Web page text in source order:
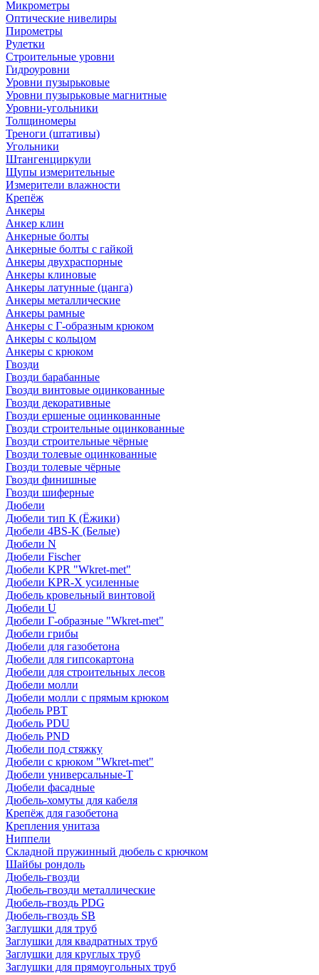
Микрометры
Оптические нивелиры
Пирометры
Рулетки
Строительные уровни
Гидроуровни
Уровни пузырьковые
Уровни пузырьковые магнитные
Уровни-угольники
Толщиномеры
Треноги (штативы)
Угольники
Штангенциркули
Щупы измерительные
Измерители влажности
Крепёж
Анкеры
Анкер клин
Анкерные болты
Анкерные болты с гайкой
Анкеры двухраспорные
Анкеры клиновые
Анкеры латунные (цанга)
Анкеры металлические
Анкеры рамные
Анкеры с Г-образным крюком
Анкеры с кольцом
Анкеры с крюком
Гвозди
Гвозди барабанные
Гвозди винтовые оцинкованные
Гвозди декоративные
Гвозди ершеные оцинкованные
Гвозди строительные оцинкованные
Гвозди строительные чёрные
Гвозди толевые оцинкованные
Гвозди толевые чёрные
Гвозди финишные
Гвозди шиферные
Дюбели
Дюбели тип К (Ёжики)
Дюбели 4BS-K (Белые)
Дюбели N
Дюбели Fischer
Дюбели KPR "Wkret-met"
Дюбели KPR-Х усиленные
Дюбель кровельный винтовой
Дюбели U
Дюбели Г-образные "Wkret-met"
Дюбели грибы
Дюбели для газобетона
Дюбели для гипсокартона
Дюбели для строительных лесов
Дюбели молли
Дюбели молли с прямым крюком
Дюбель PBT
Дюбель PDU
Дюбель PND
Дюбели под стяжку
Дюбели с крюком "Wkret-met"
Дюбели универсальные-Т
Дюбели фасадные
Дюбель-хомуты для кабеля
Крепёж для газобетона
Крепления унитаза
Ниппели
Складной пружинный дюбель с крючком
Шайбы рондоль
Дюбель-гвозди
Дюбель-гвозди металлические
Дюбель-гвоздь PDG
Дюбель-гвоздь SB
Заглушки для труб
Заглушки для квадратных труб
Заглушки для круглых труб
Заглушки для прямоугольных труб